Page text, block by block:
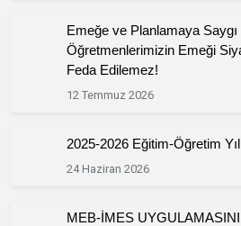
Emeğe ve Planlamaya
Öğretmenlerimizin Emeği
Feda Edilemez!
12 Temmuz 2026
2025-2026 Eğitim-Öğretim
24 Haziran 2026
MEB-İMES